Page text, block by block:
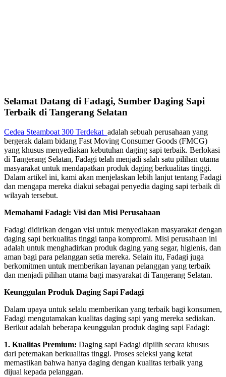
Selamat Datang di Fadagi, Sumber Daging Sapi
Terbaik di Tangerang Selatan
Cedea Steamboat 300 Terdekat adalah sebuah perusahaan yang
bergerak dalam bidang Fast Moving Consumer Goods (FMCG)
yang khusus menyediakan kebutuhan daging sapi terbaik. Berlokasi
di Tangerang Selatan, Fadagi telah menjadi salah satu pilihan utama
masyarakat untuk mendapatkan produk daging berkualitas tinggi.
Dalam artikel ini, kami akan menjelaskan lebih lanjut tentang Fadagi
dan mengapa mereka diakui sebagai penyedia daging sapi terbaik di
wilayah tersebut.
Memahami Fadagi: Visi dan Misi Perusahaan
Fadagi didirikan dengan visi untuk menyediakan masyarakat dengan
daging sapi berkualitas tinggi tanpa kompromi. Misi perusahaan ini
adalah untuk menghadirkan produk daging yang segar, higienis, dan
aman bagi para pelanggan setia mereka. Selain itu, Fadagi juga
berkomitmen untuk memberikan layanan pelanggan yang terbaik
dan menjadi pilihan utama bagi masyarakat di Tangerang Selatan.
Keunggulan Produk Daging Sapi Fadagi
Dalam upaya untuk selalu memberikan yang terbaik bagi konsumen,
Fadagi mengutamakan kualitas daging sapi yang mereka sediakan.
Berikut adalah beberapa keunggulan produk daging sapi Fadagi:
1. Kualitas Premium: Daging sapi Fadagi dipilih secara khusus
dari peternakan berkualitas tinggi. Proses seleksi yang ketat
memastikan bahwa hanya daging dengan kualitas terbaik yang
dijual kepada pelanggan.